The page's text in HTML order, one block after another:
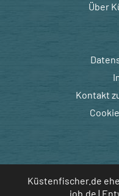
Über
Kontakt
Küstenfischer.de
job.de |